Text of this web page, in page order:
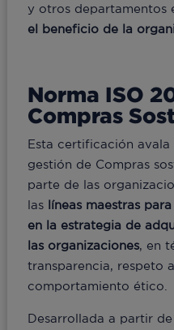
y otros departamentos
el beneficio de la
Norma ISO
Compras
Esta certificación
gestión de Compras
parte de las
las líneas maestras
en la estrategia de
las organizaciones, en
transparencia, respeto
comportamiento ético.
Desarrollada a partir